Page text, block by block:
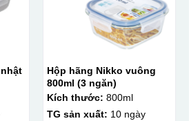
Hộp hãng Nikko vuông
800ml (3 ngăn)
Kích thước: 800ml
TG sản xuất: 10 ngày